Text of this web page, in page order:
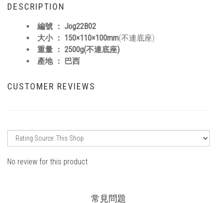
DESCRIPTION
編號 ： Jog22B02
大小 ： 150×110×100mm(不連底座)
重量 ： 2500g(不連底座)
產地 ： 巴西
CUSTOMER REVIEWS
No review for this product
常見問題